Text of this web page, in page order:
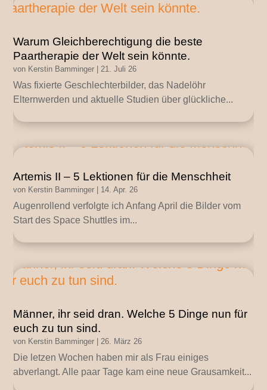
Warum Gleichberechtigung die beste
Paartherapie der Welt sein könnte.
von Kerstin Bamminger |21. Juli 26
Was fixierte Geschlechterbilder, das Nadelöhr
Elternwerden und aktuelle Studien über glückliche...
Artemis II – 5 Lektionen für die Menschheit
von Kerstin Bamminger 14. Apr. 26
Augenrollend verfolgte ich Anfang April die Bilder vom
Start des Space Shuttles im...
Männer, ihr seid dran. Welche 5 Dinge nun für
euch zu tun sind.
von Kerstin Bamminger |26. März 26
Die letzen Wochen haben mir als Frau einiges
abverlangt. Alle paar Tage kam eine neue Grausamkeit...